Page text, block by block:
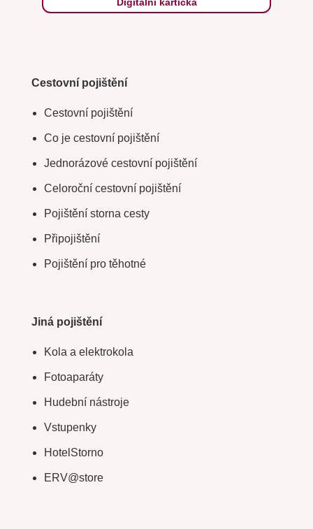
Cestovní pojištění
Cestovní pojištění
Co je cestovní pojištění
Jednorázové cestovní pojištění
Celoroční cestovní pojištění
Pojištění storna cesty
Připojištění
Pojištění pro těhotné
Jiná pojištění
Kola a elektrokola
Fotoaparáty
Hudební nástroje
Vstupenky
HotelStorno
ERV@store